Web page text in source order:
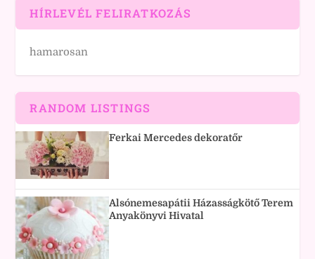
HÍRLEVÉL FELIRATKOZÁS
hamarosan
RANDOM LISTINGS
Ferkai Mercedes dekoratőr
Alsónemesapátii Házasságkötő Terem
Anyakönyvi Hivatal